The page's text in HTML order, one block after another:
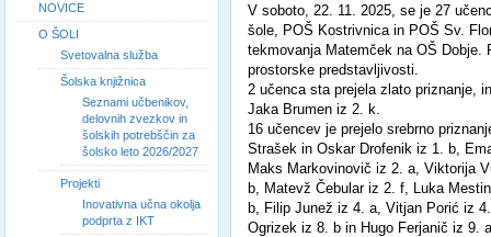
NOVICE
O ŠOLI
Svetovalna služba
Šolska knjižnica
Seznami učbenikov,
delovnih zvezkov in
šolskih potrebščin za
šolsko leto 2026/2027
Projekti
Inovativna učna okolja
podprta z IKT
V soboto, 22. 11. 2025, se je 27
šole, POŠ Kostrivnica in POŠ Sv.
tekmovanja Matemček na OŠ Dobje.
prostorske predstavljivosti.
2 učenca sta prejela zlato priznanje,
Jaka Brumen iz 2. k.
16 učencev je prejelo srebrno
Strašek in Oskar Drofenik iz 1. b,
Maks Markovinovič iz 2. a, Viktorija
b, Matevž Čebular iz 2. f, Luka
b, Filip Junež iz 4. a, Vitjan Porić iz
Ogrizek iz 8. b in Hugo Ferjanič iz 9.